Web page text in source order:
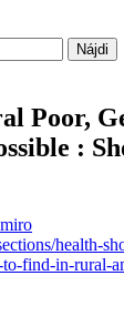
Poor,
:
miro
health-
find-in-rural-